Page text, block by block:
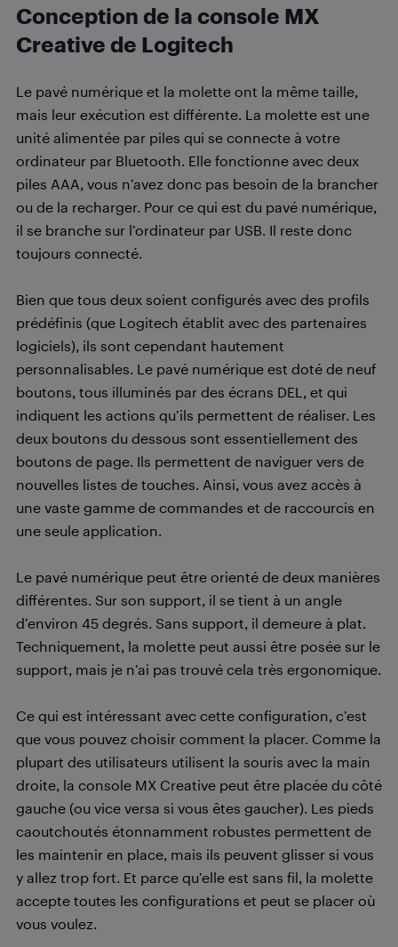
Conception de la console MX
Creative de Logitech
Le pavé numérique et la molette ont la même taille,
mais leur exécution est différente. La molette est une
unité alimentée par piles qui se connecte à votre
ordinateur par Bluetooth. Elle fonctionne avec deux
piles AAA, vous n’avez donc pas besoin de la brancher
ou de la recharger. Pour ce qui est du pavé numérique,
il se branche sur l’ordinateur par USB. Il reste donc
toujours connecté.
Bien que tous deux soient configurés avec des profils
prédéfinis (que Logitech établit avec des partenaires
logiciels), ils sont cependant hautement
personnalisables. Le pavé numérique est doté de neuf
boutons, tous illuminés par des écrans DEL, et qui
indiquent les actions qu’ils permettent de réaliser. Les
deux boutons du dessous sont essentiellement des
boutons de page. Ils permettent de naviguer vers de
nouvelles listes de touches. Ainsi, vous avez accès à
une vaste gamme de commandes et de raccourcis en
une seule application.
Le pavé numérique peut être orienté de deux manières
différentes. Sur son support, il se tient à un angle
d’environ 45 degrés. Sans support, il demeure à plat.
Techniquement, la molette peut aussi être posée sur le
support, mais je n’ai pas trouvé cela très ergonomique.
Ce qui est intéressant avec cette configuration, c’est
que vous pouvez choisir comment la placer. Comme la
plupart des utilisateurs utilisent la souris avec la main
droite, la console MX Creative peut être placée du côté
gauche (ou vice versa si vous êtes gaucher). Les pieds
caoutchoutés étonnamment robustes permettent de
les maintenir en place, mais ils peuvent glisser si vous
y allez trop fort. Et parce qu’elle est sans fil, la molette
accepte toutes les configurations et peut se placer où
vous voulez.